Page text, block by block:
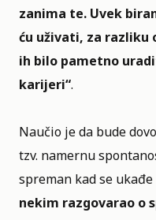
zanima te. Uvek
ću uživati, za razliku
ih bilo pametno
karijeri“.
Naučio je da bude
tzv. namernu
spreman kad se
nekim razgovarao o